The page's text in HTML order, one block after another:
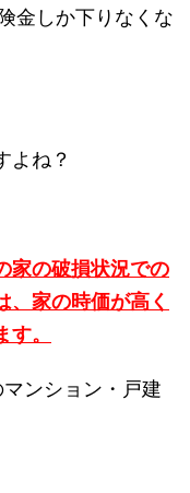
金しか下りなくな
よね？
家の破損状況での
、家の時価が高く
。
ンション・戸建